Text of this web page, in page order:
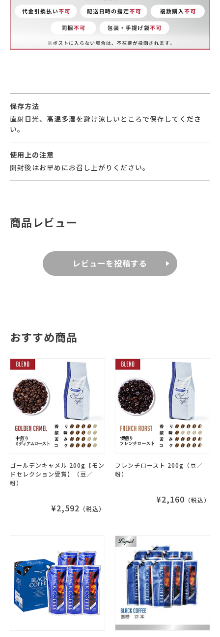
保存方法
直射日光、高温多湿を避け涼しいところで保存してくださ
い。
使用上の注意
開封後はお早めにお召し上がりください。
商品レビュー
レビューを投稿する
おすすめ商品
ゴールデンキャメル 200g【モン
ドセレクション受賞】（豆／
粉）
¥2,592 （税込）
フレンチロースト 200g（豆／
粉）
¥2,160 （税込）